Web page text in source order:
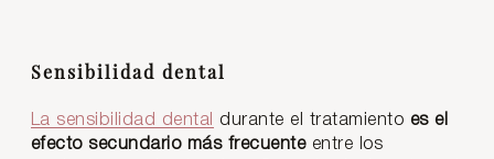
Sensibilidad dental
La sensibilidad dental durante el tratamiento es el
efecto secundario más frecuenteentre los